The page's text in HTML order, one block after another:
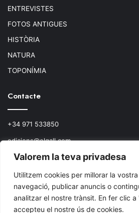
Valorem la teva privadesa
Utilitzem cookies per millorar la
navegació, publicar anuncis o
analitzar el nostre trànsit. En fer clic
accepteu el nostre ús de cookies.
ENTREVISTES
FOTOS ANTIGUES
HISTÒRIA
NATURA
TOPONÍMIA
Contacte
+34 971 533850
edicions@elgall.com
Plaça de ca les Monnares, 19 baixos
© Copyright 2026, Todos los